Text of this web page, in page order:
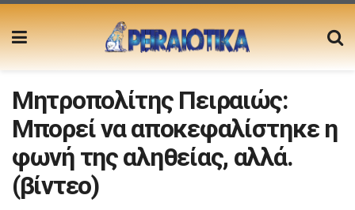
Μητροπολίτης Πειραιώς:
Μπορεί να αποκεφαλίστηκε η
φωνή της αληθείας, αλλά.
(βίντεο)